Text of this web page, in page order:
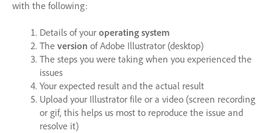
with the following:
Details of your operating system
The version of Adobe Illustrator (desktop)
The steps you were taking when you experienced the
issues
Your expected result and the actual result
Upload your Illustrator file or a video (screen recording
or gif, this helps us most to reproduce the issue and
resolve it)